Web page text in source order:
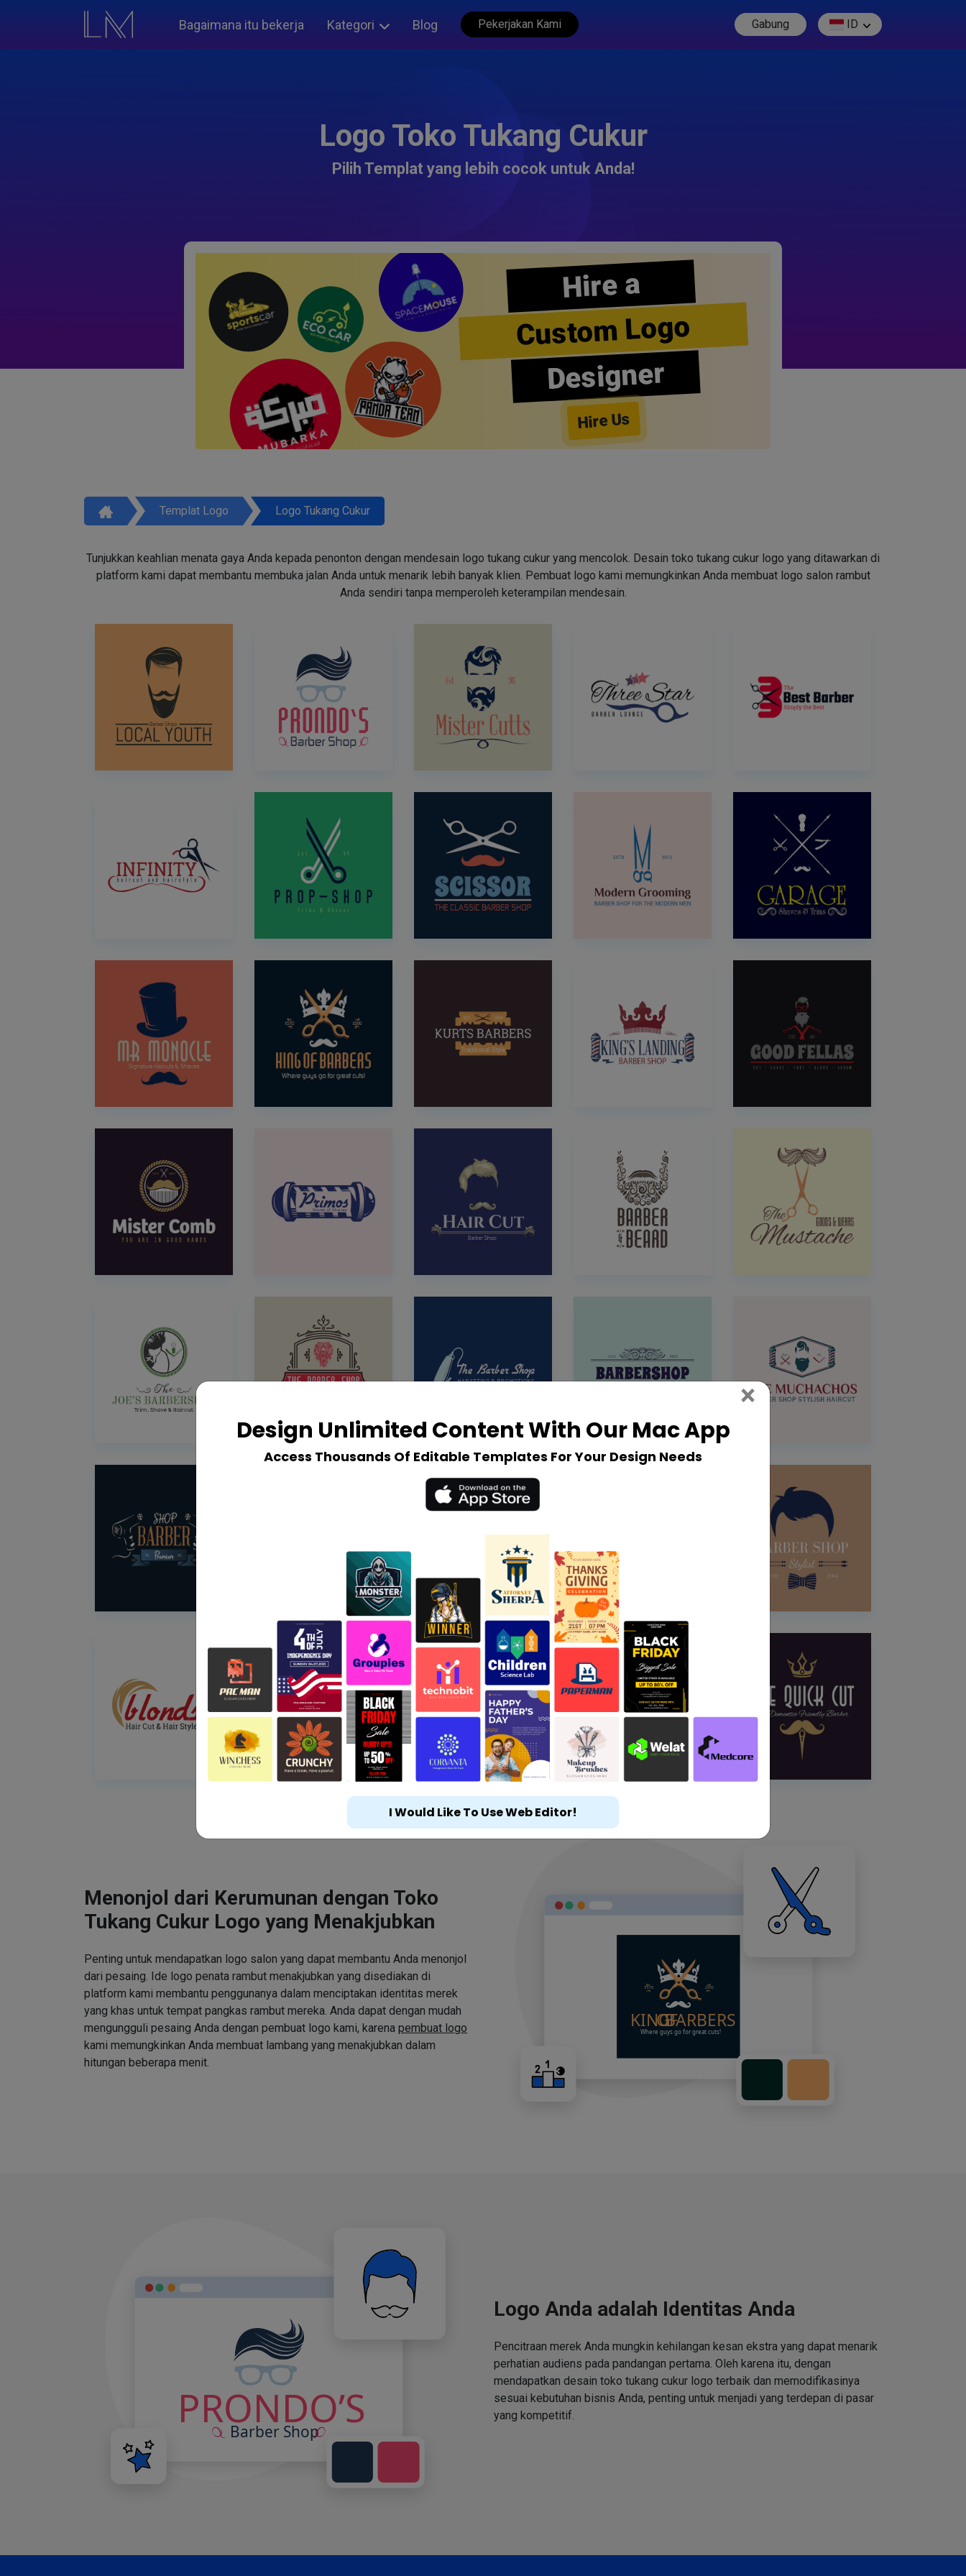
Bagaimana itu bekerja Kategori Blog Pekerjakan Kami Gabung ID
Logo Toko Tukang Cukur
Pilih Templat yang lebih cocok untuk Anda!
Hire a
Custom Logo
Designer
Hire Us
Templat Logo Logo Tukang Cukur
Tunjukkan keahlian menata gaya Anda kepada penonton dengan mendesain logo tukang cukur yang mencolok. Desain toko tukang cukur logo yang ditawarkan di
platform kami dapat membantu membuka jalan Anda untuk menarik lebih banyak klien. Pembuat logo kami memungkinkan Anda membuat logo salon rambut
Anda sendiri tanpa memperoleh keterampilan mendesain.
Menonjol dari Kerumunan dengan Toko
Tukang Cukur Logo yang Menakjubkan
Penting untuk mendapatkan logo salon yang dapat membantu Anda menonjol
dari pesaing. Ide logo penata rambut menakjubkan yang disediakan di
platform kami membantu penggunanya dalam menciptakan identitas merek
yang khas untuk tempat pangkas rambut mereka. Anda dapat dengan mudah
mengungguli pesaing Anda dengan pembuat logo kami, karena pembuat logo
kami memungkinkan Anda membuat lambang yang menakjubkan dalam
hitungan beberapa menit.
Logo Anda adalah Identitas Anda
Pencitraan merek Anda mungkin kehilangan kesan ekstra yang dapat menarik
perhatian audiens pada pandangan pertama. Oleh karena itu, dengan
mendapatkan desain toko tukang cukur logo terbaik dan memodifikasinya
sesuai kebutuhan bisnis Anda, penting untuk menjadi yang terdepan di pasar
yang kompetitif.
Design Unlimited Content With Our Mac App
Access Thousands Of Editable Templates For Your Design Needs
× Close
I Would Like To Use Web Editor!